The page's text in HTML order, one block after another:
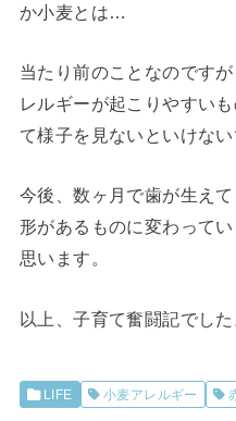
か小麦とは…
当たり前のことなのです
レルギーが起こりやすい
て様子を見ないといけない
今後、数ヶ月で歯が生え
形があるものに変わって
思います。
以上、子育て奮闘記でした
LIFE 小麦アレルギー